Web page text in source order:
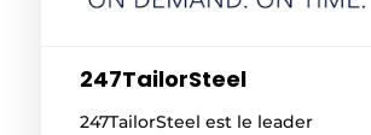
247TailorSteel
247TailorSteel est le leader